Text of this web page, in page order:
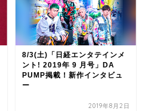
8/3(土)「日経エンタテインメ
ント! 2019年 9 月号」DA
PUMP掲載！新作インタビュ
ー
2019年8月2日